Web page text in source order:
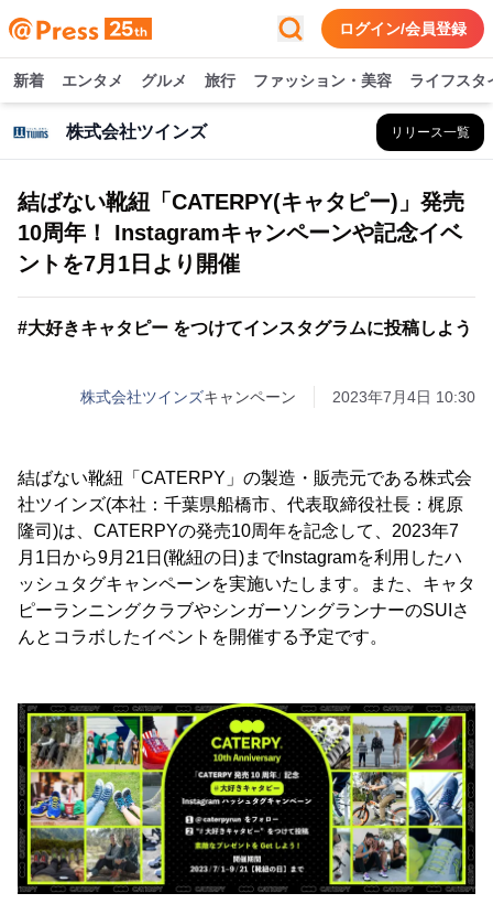
ログイン/会員登録
新着 エンタメ グルメ 旅行 ファッション・美容 ライフスタ
株式会社ツインズ リリース一覧
結ばない靴紐「CATERPY(キャタピー)」発売
10周年！ Instagramキャンペーンや記念イベ
ントを7月1日より開催
#大好きキャタピー をつけてインスタグラムに投稿しよう
株式会社ツインズキャンペーン 2023年7月4日 10:30
結ばない靴紐「CATERPY」の製造・販売元である株式会
社ツインズ(本社：千葉県船橋市、代表取締役社長：梶原
隆司)は、CATERPYの発売10周年を記念して、2023年7
月1日から9月21日(靴紐の日)までInstagramを利用したハ
ッシュタグキャンペーンを実施いたします。また、キャタ
ピーランニングクラブやシンガーソングランナーのSUIさ
んとコラボしたイベントを開催する予定です。